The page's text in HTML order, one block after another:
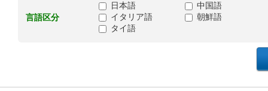
言語区分
日本語
中国語
イタリア語
朝鮮語
タイ語